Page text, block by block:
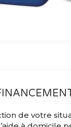
de votre